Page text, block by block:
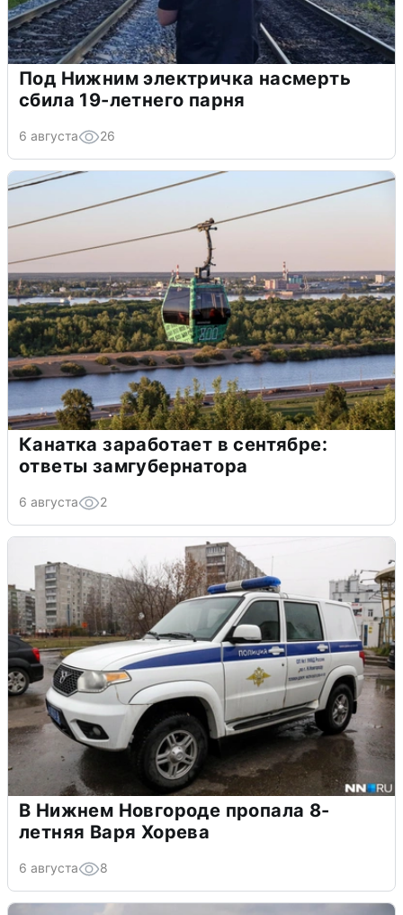
Под Нижним электричка насмерть
сбила 19-летнего парня
6 августа 26
Канатка заработает в сентябре:
ответы замгубернатора
6 августа 2
В Нижнем Новгороде пропала 8-
летняя Варя Хорева
6 августа 8